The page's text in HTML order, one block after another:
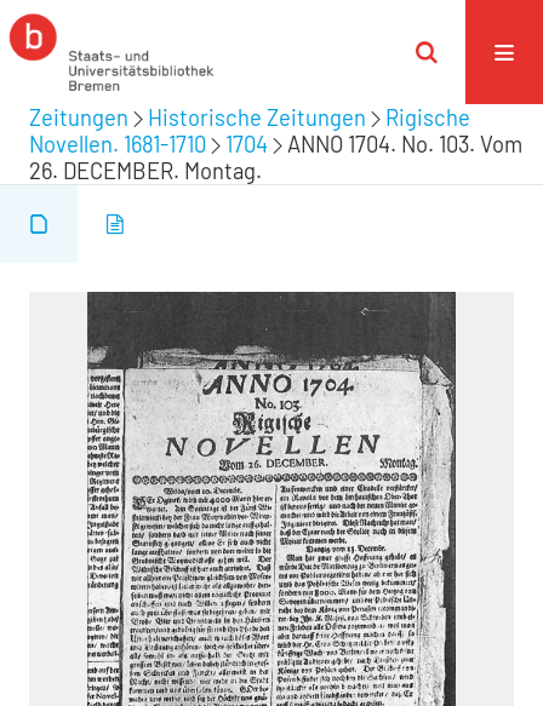
Zeitungen Historische Zeitungen
Rigische
Novellen. 1681-1710
1704
ANNO 1704. No. 103. Vom
26. DECEMBER. Montag.